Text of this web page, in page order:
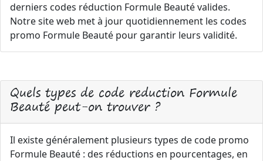
derniers codes réduction Formule Beauté valides.
Notre site web met à jour quotidiennement les codes
promo Formule Beauté pour garantir leurs validité.
Quels types de code reduction Formule
Beauté peut-on trouver ?
Il existe généralement plusieurs types de code promo
Formule Beauté : des réductions en pourcentages, en